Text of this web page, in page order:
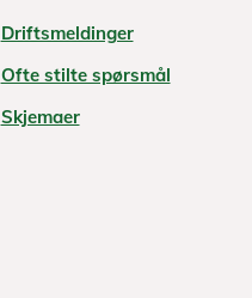
Driftsmeldinger
Ofte stilte spørsmål
Skjemaer